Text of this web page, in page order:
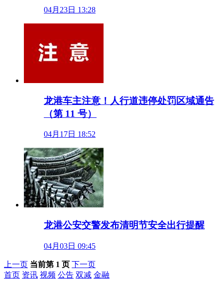
04月23日 13:28
龙港车主注意！人行道违停处罚区域通告
（第 11 号）
04月17日 18:52
龙港公安交警发布清明节安全出行提醒
04月03日 09:45
上一页 当前第 1 页 下一页
首页 资讯 视频 公告 双减 金融